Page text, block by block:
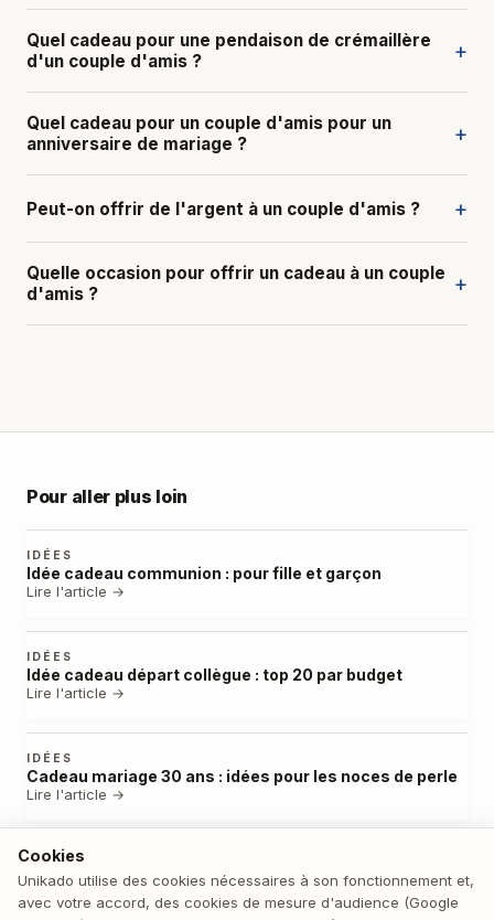
Quel cadeau pour une pendaison de crémaillère
d'un couple d'amis ?
+
Quel cadeau pour un couple d'amis pour un
anniversaire de mariage ?
+
Peut-on offrir de l'argent à un couple d'amis ? +
Quelle occasion pour offrir un cadeau à un couple
d'amis ?
+
Pour aller plus loin
IDÉES
Idée cadeau communion : pour fille et garçon
Lire l'article →
IDÉES
Idée cadeau départ collègue : top 20 par budget
Lire l'article →
IDÉES
Cadeau mariage 30 ans : idées pour les noces de perle
Lire l'article →
IDÉES
Cadeau collectif collègues : idées et organisation
Lire l'article →
Cookies
Unikado utilise des cookies nécessaires à son fonctionnement et,
avec votre accord, des cookies de mesure d'audience (Google